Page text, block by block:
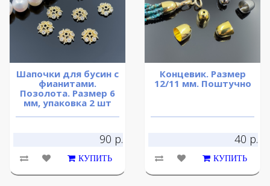
Шапочки для бусин с
фианитами.
Позолота. Размер 6
мм, упаковка 2 шт
90 р.
КУПИТЬ
Концевик. Размер
12/11 мм. Поштучно
40 р.
КУПИТЬ